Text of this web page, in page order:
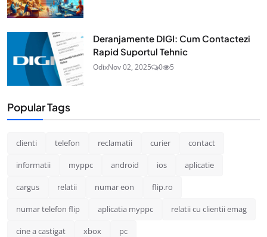
Deranjamente DIGI: Cum Contactezi
Rapid Suportul Tehnic
OdixNov 02, 2025 0 5
Popular Tags
clienti telefon reclamatii curier contact
informatii myppc android ios aplicatie
cargus relatii numar eon flip.ro
numar telefon flip aplicatia myppc relatii cu clientii emag
cine a castigat xbox pc